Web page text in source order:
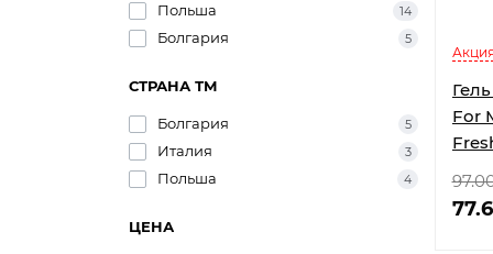
Польша 14
Болгария 5
СТРАНА ТМ
Болгария 5
Италия 3
Польша 4
ЦЕНА
For